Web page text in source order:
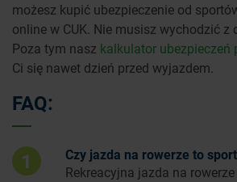
możesz kupić ubezpieczenie od
online w CUK. Nie musisz wychodzić z
Poza tym nasz kalkulator ubezpieczeń
Ci się nawet dzień przed wyjazdem.
FAQ:
1
Czy jazda na rowerze to
Rekreacyjna jazda na